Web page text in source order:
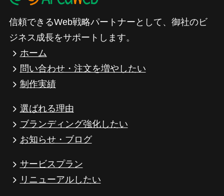
信頼できるWeb戦略パートナーとして、御社のビ
ジネス成長をサポートします。
ホーム
問い合わせ・注文を増やしたい
制作実績
選ばれる理由
ブランディング強化したい
お知らせ・ブログ
サービスプラン
リニューアルしたい